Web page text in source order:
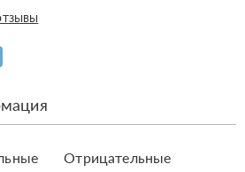
Отрицательные